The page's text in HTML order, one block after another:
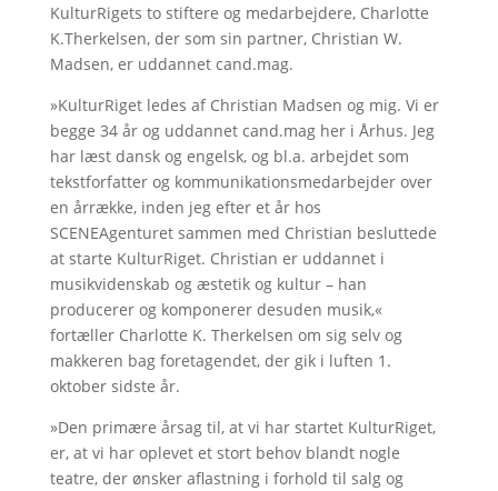
KulturRigets to stiftere og medarbejdere, Charlotte
K.Therkelsen, der som sin partner, Christian W.
Madsen, er uddannet cand.mag.
»KulturRiget ledes af Christian Madsen og mig. Vi er
begge 34 år og uddannet cand.mag her i Århus. Jeg
har læst dansk og engelsk, og bl.a. arbejdet som
tekstforfatter og kommunikationsmedarbejder over
en årrække, inden jeg efter et år hos
SCENEAgenturet sammen med Christian besluttede
at starte KulturRiget. Christian er uddannet i
musikvidenskab og æstetik og kultur – han
producerer og komponerer desuden musik,«
fortæller Charlotte K. Therkelsen om sig selv og
makkeren bag foretagendet, der gik i luften 1.
oktober sidste år.
»Den primære årsag til, at vi har startet KulturRiget,
er, at vi har oplevet et stort behov blandt nogle
teatre, der ønsker aflastning i forhold til salg og